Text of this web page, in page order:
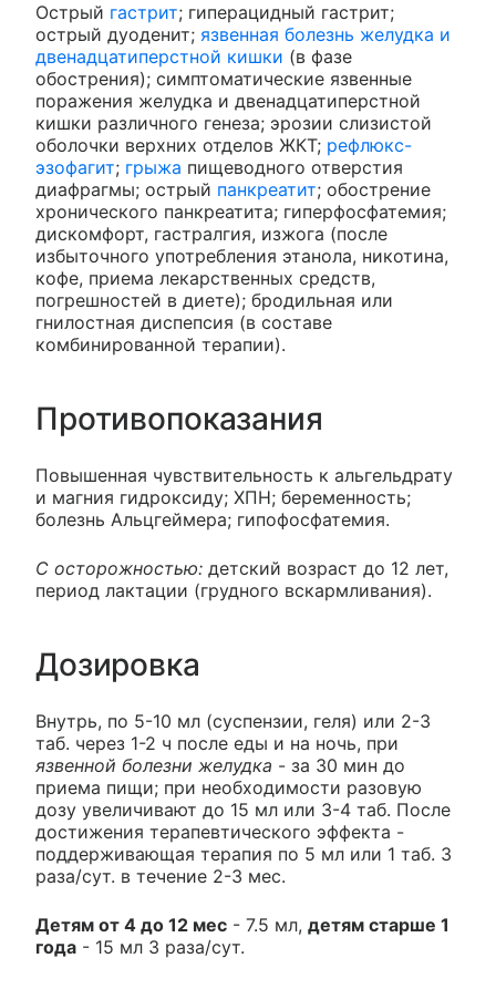
Острый гастрит; гиперацидный гастрит;
острый дуоденит; язвенная болезнь желудка и
двенадцатиперстной кишки (в фазе
обострения); симптоматические язвенные
поражения желудка и двенадцатиперстной
кишки различного генеза; эрозии слизистой
оболочки верхних отделов ЖКТ; рефлюкс-
эзофагит; грыжа пищеводного отверстия
диафрагмы; острый панкреатит; обострение
хронического панкреатита; гиперфосфатемия;
дискомфорт, гастралгия, изжога (после
избыточного употребления этанола, никотина,
кофе, приема лекарственных средств,
погрешностей в диете); бродильная или
гнилостная диспепсия (в составе
комбинированной терапии).
Противопоказания
Повышенная чувствительность к альгельдрату
и магния гидроксиду; ХПН; беременность;
болезнь Альцгеймера; гипофосфатемия.
C осторожностью: детский возраст до 12 лет,
период лактации (грудного вскармливания).
Дозировка
Внутрь, по 5-10 мл (суспензии, геля) или 2-3
таб. через 1-2 ч после еды и на ночь, при
язвенной болезни желудка - за 30 мин до
приема пищи; при необходимости разовую
дозу увеличивают до 15 мл или 3-4 таб. После
достижения терапевтического эффекта -
поддерживающая терапия по 5 мл или 1 таб. 3
раза/сут. в течение 2-3 мес.
Детям от 4 до 12 мес - 7.5 мл, детям старше 1
года - 15 мл 3 раза/сут.